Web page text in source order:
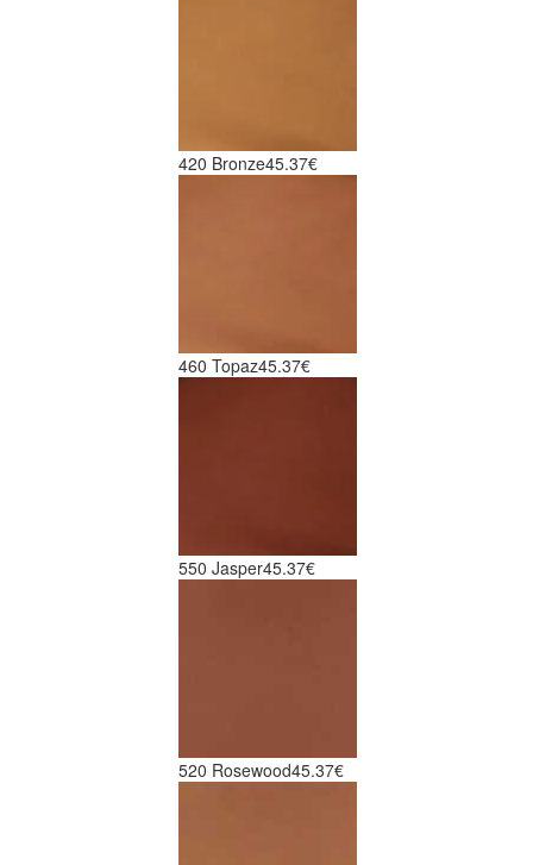
420 Bronze45.37€
460 Topaz45.37€
550 Jasper45.37€
520 Rosewood45.37€